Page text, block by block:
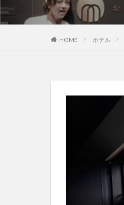
HOME ホテル